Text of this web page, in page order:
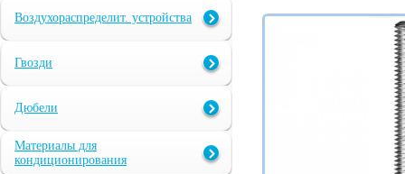
Воздухораспределит. устройства
Гвозди
Дюбели
Материалы для
кондиционирования